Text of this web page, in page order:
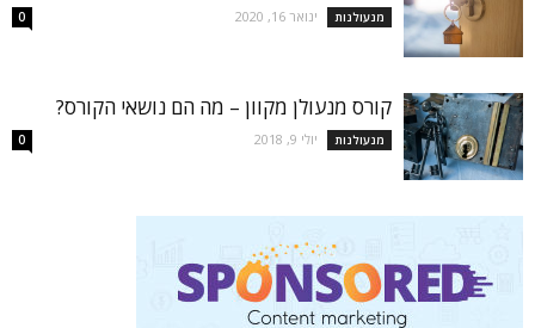
מנעולנות ינואר 16, 2020 0
קורס מנעולן מקוון – מה הם נושאי הקורס?
מנעולנות יולי 9, 2018 0